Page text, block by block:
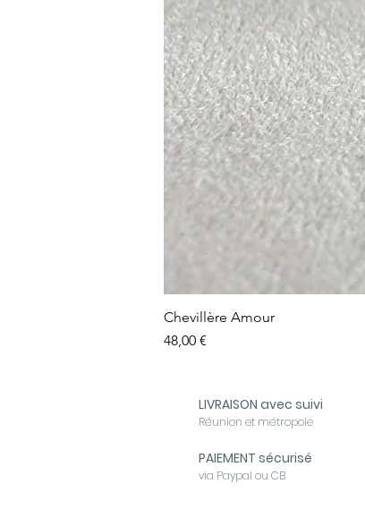
Chevillère Amour
Prix
48,00 €
LIVRAISON avec suivi
Réunion et métropole
PAIEMENT sécurisé
via Paypal ou CB